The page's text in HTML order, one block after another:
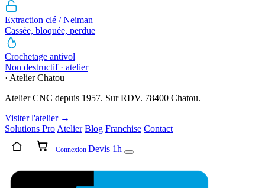
Extraction clé / Neiman
Cassée, bloquée, perdue
Crochetage antivol
Non destructif · atelier
· Atelier Chatou
Atelier CNC depuis 1957. Sur RDV. 78400 Chatou.
Visiter l'atelier →
Solutions Pro Atelier Blog Franchise Contact
Connexion Devis 1h